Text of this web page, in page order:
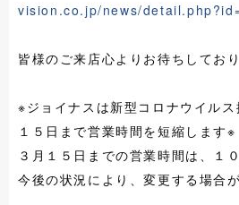
vision.co.jp/news/
皆様のご来店心よりお待ちしており
※ジョイナスは新型コロナウイル
１５日まで営業時間を短縮します※
３月１５日までの営業時間は、１
今後の状況により、変更する場合